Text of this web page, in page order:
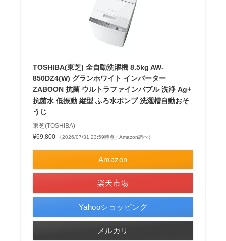
TOSHIBA(東芝) 全自動洗濯機 8.5kg AW-
850DZ4(W) グランホワイト インバーター
ZABOON 抗菌 ウルトラファインバブル 洗浄 Ag+
抗菌水 低振動 縦型 ふろ水ポンプ 洗濯槽自動おそ
うじ
東芝(TOSHIBA)
¥69,800
（2026/07/31 23:59時点 | Amazon調べ）
Amazon
楽天市場
Yahooショッピング
メルカリ